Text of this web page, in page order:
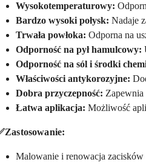
Wysokotemperaturowy:
Bardzo wysoki połysk: Nadaje
Trwała powłoka: Odporna na
Odporność na pył hamulcowy:
Odporność na sól i środki
Właściwości antykorozyjne:
Dobra przyczepność: Zapewnia
Łatwa aplikacja: Możliwość
Malowanie i renowacja